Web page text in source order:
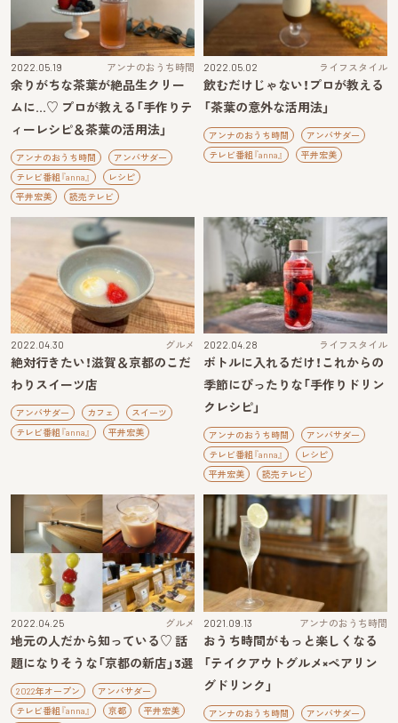
2022.05.19 アンナのおうち時間
余りがちな茶葉が絶品生クリー
ムに…♡ プロが教える「手作りテ
ィーレシピ＆茶葉の活用法」
アンナのおうち時間
アンバサダー
テレビ番組『anna』
レシピ
平井宏美
読売テレビ
2022.05.02 ライフスタイル
飲むだけじゃない！プロが教える
「茶葉の意外な活用法」
アンナのおうち時間
アンバサダー
テレビ番組『anna』
平井宏美
2022.04.30 グルメ
絶対行きたい！滋賀＆京都のこだ
わりスイーツ店
アンバサダー カフェ
スイーツ
テレビ番組『anna』
平井宏美
2022.04.28 ライフスタイル
ボトルに入れるだけ！これからの
季節にぴったりな「手作りドリン
クレシピ」
アンナのおうち時間
アンバサダー
テレビ番組『anna』
レシピ
平井宏美
読売テレビ
2022.04.25 グルメ
地元の人だから知っている♡ 話
題になりそうな「京都の新店」3選
2022年オープン
アンバサダー
テレビ番組『anna』
京都
平井宏美
2021.09.13 アンナのおうち時間
おうち時間がもっと楽しくなる
「テイクアウトグルメ×ペアリン
グドリンク」
アンナのおうち時間
アンバサダー